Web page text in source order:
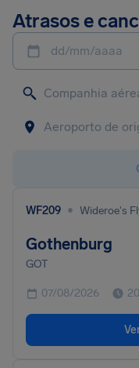
Atrasos e
dd/mm/aaaa
WF209 • Wideroe's
Gothenburg
GOT
07/08/2026